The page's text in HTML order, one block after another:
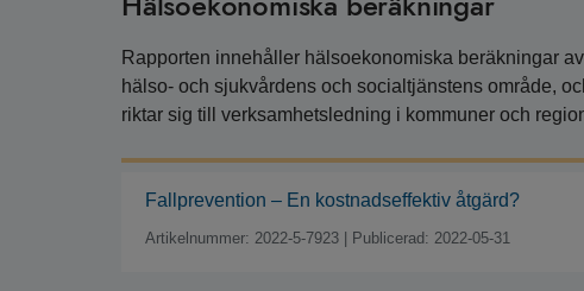
Rapporten innehåller hälsoekonomiska beräkningar
hälso- och sjukvårdens och socialtjänstens område,
riktar sig till verksamhetsledning i kommuner och
Fallprevention – En kostnadseffektiv åtgärd?
Artikelnummer: 2022-5-7923 Publicerad: 2022-05-31